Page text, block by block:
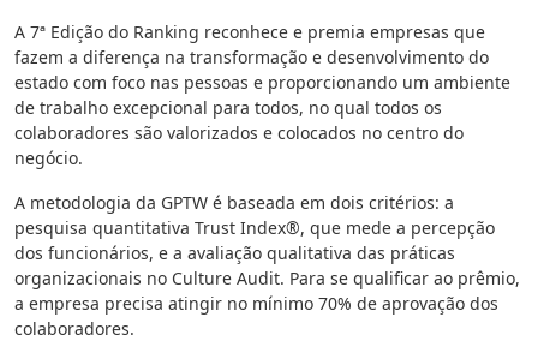
A 7ª Edição do Ranking reconhece e premia empresas que
fazem a diferença na transformação e desenvolvimento do
estado com foco nas pessoas e proporcionando um ambiente
de trabalho excepcional para todos, no qual todos os
colaboradores são valorizados e colocados no centro do
negócio.
A metodologia da GPTW é baseada em dois critérios: a
pesquisa quantitativa Trust Index®, que mede a percepção
dos funcionários, e a avaliação qualitativa das práticas
organizacionais no Culture Audit. Para se qualificar ao prêmio,
a empresa precisa atingir no mínimo 70% de aprovação dos
colaboradores.